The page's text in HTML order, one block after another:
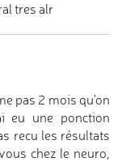
tres alr
pas 2 mois qu'on
eu une ponction
recu les résultats
chez le neuro,